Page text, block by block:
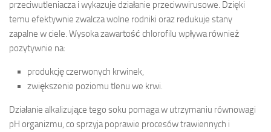
przeciwutleniacza i wykazuje działanie przeciwwirusowe. Dzięki
temu efektywnie zwalcza wolne rodniki oraz redukuje stany
zapalne w ciele. Wysoka zawartość chlorofilu wpływa również
pozytywnie na:
produkcję czerwonych krwinek,
zwiększenie poziomu tlenu we krwi.
Działanie alkalizujące tego soku pomaga w utrzymaniu równowagi
pH organizmu, co sprzyja poprawie procesów trawiennych i